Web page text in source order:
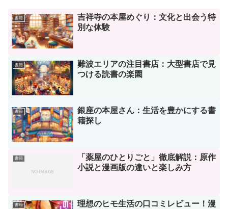
書籍
吉祥寺の本屋めぐり：文化と出会う特
別な体験
書籍
難波エリアの注目書店：大型書店で見
つける読書の楽園
書籍
銀座の本屋さん：生活を豊かにする書
籍探し
書籍
「薬屋のひとりごと」徹底解説：原作
小説と漫画版の違いと楽しみ方
書籍
理想のヒモ生活の口コミレビュー！漫